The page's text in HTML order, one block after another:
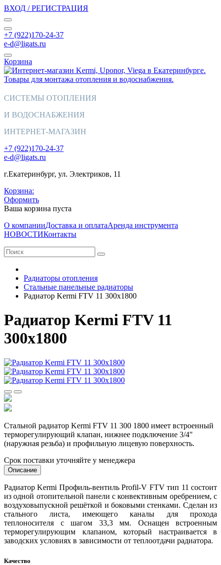
ВХОД / РЕГИСТРАЦИЯ
+7 (922)170-24-37
e-d@ligats.ru
Корзина
СИСТЕМЫ ОТОПЛЕНИЯ
И ВОДОСНАБЖЕНИЯ
ИНТЕРНЕТ-МАГАЗИН
+7 (922)170-24-37
e-d@ligats.ru
г.Екатеринбург, ул. Электриков, 11
Корзина:
Оформить
Ваша корзина пуста
О компанииДоставка и оплатаАренда инструмента
НОВОСТИКонтакты
Радиаторы отопления
Стальные панельные радиаторы
Радиатор Kermi FTV 11 300х1800
Радиатор Kermi FTV 11
300х1800
Стальной радиатор Kermi FTV 11 300 1800 имеет встроенный
терморегулирующий клапан, нижнее подключение 3/4"
(наружная резьба) и профильную лицевую поверхность.
Срок поставки уточняйте у менеджера
Описание
Радиатор Kermi Профиль-вентиль Profil-V FTV тип 11 состоит
из одной отопительной панели с конвективным оребрением, с
воздуховыпускной решёткой и боковыми стенками. Сделан из
стального листа, имеющего каналы для прохода
теплоносителя с шагом 33,3 мм. Оснащен встроенным
терморегулирующим клапаном, который настраивается в
заводских условиях в зависимости от теплоотдачи радиатора.
Качество